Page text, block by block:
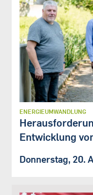
ENERGIEUMWANDLUNG
Entwicklung
Donnerstag, 20.